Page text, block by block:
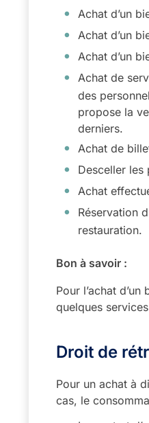
Achat d’un
Achat d’un
Achat d’un
Achat de
des
propose la
derniers.
Achat de
Desceller les
Achat
Réservation
restauration.
Bon à savoir :
Pour l’achat
quelques
Droit de
Pour un achat à
cas, le